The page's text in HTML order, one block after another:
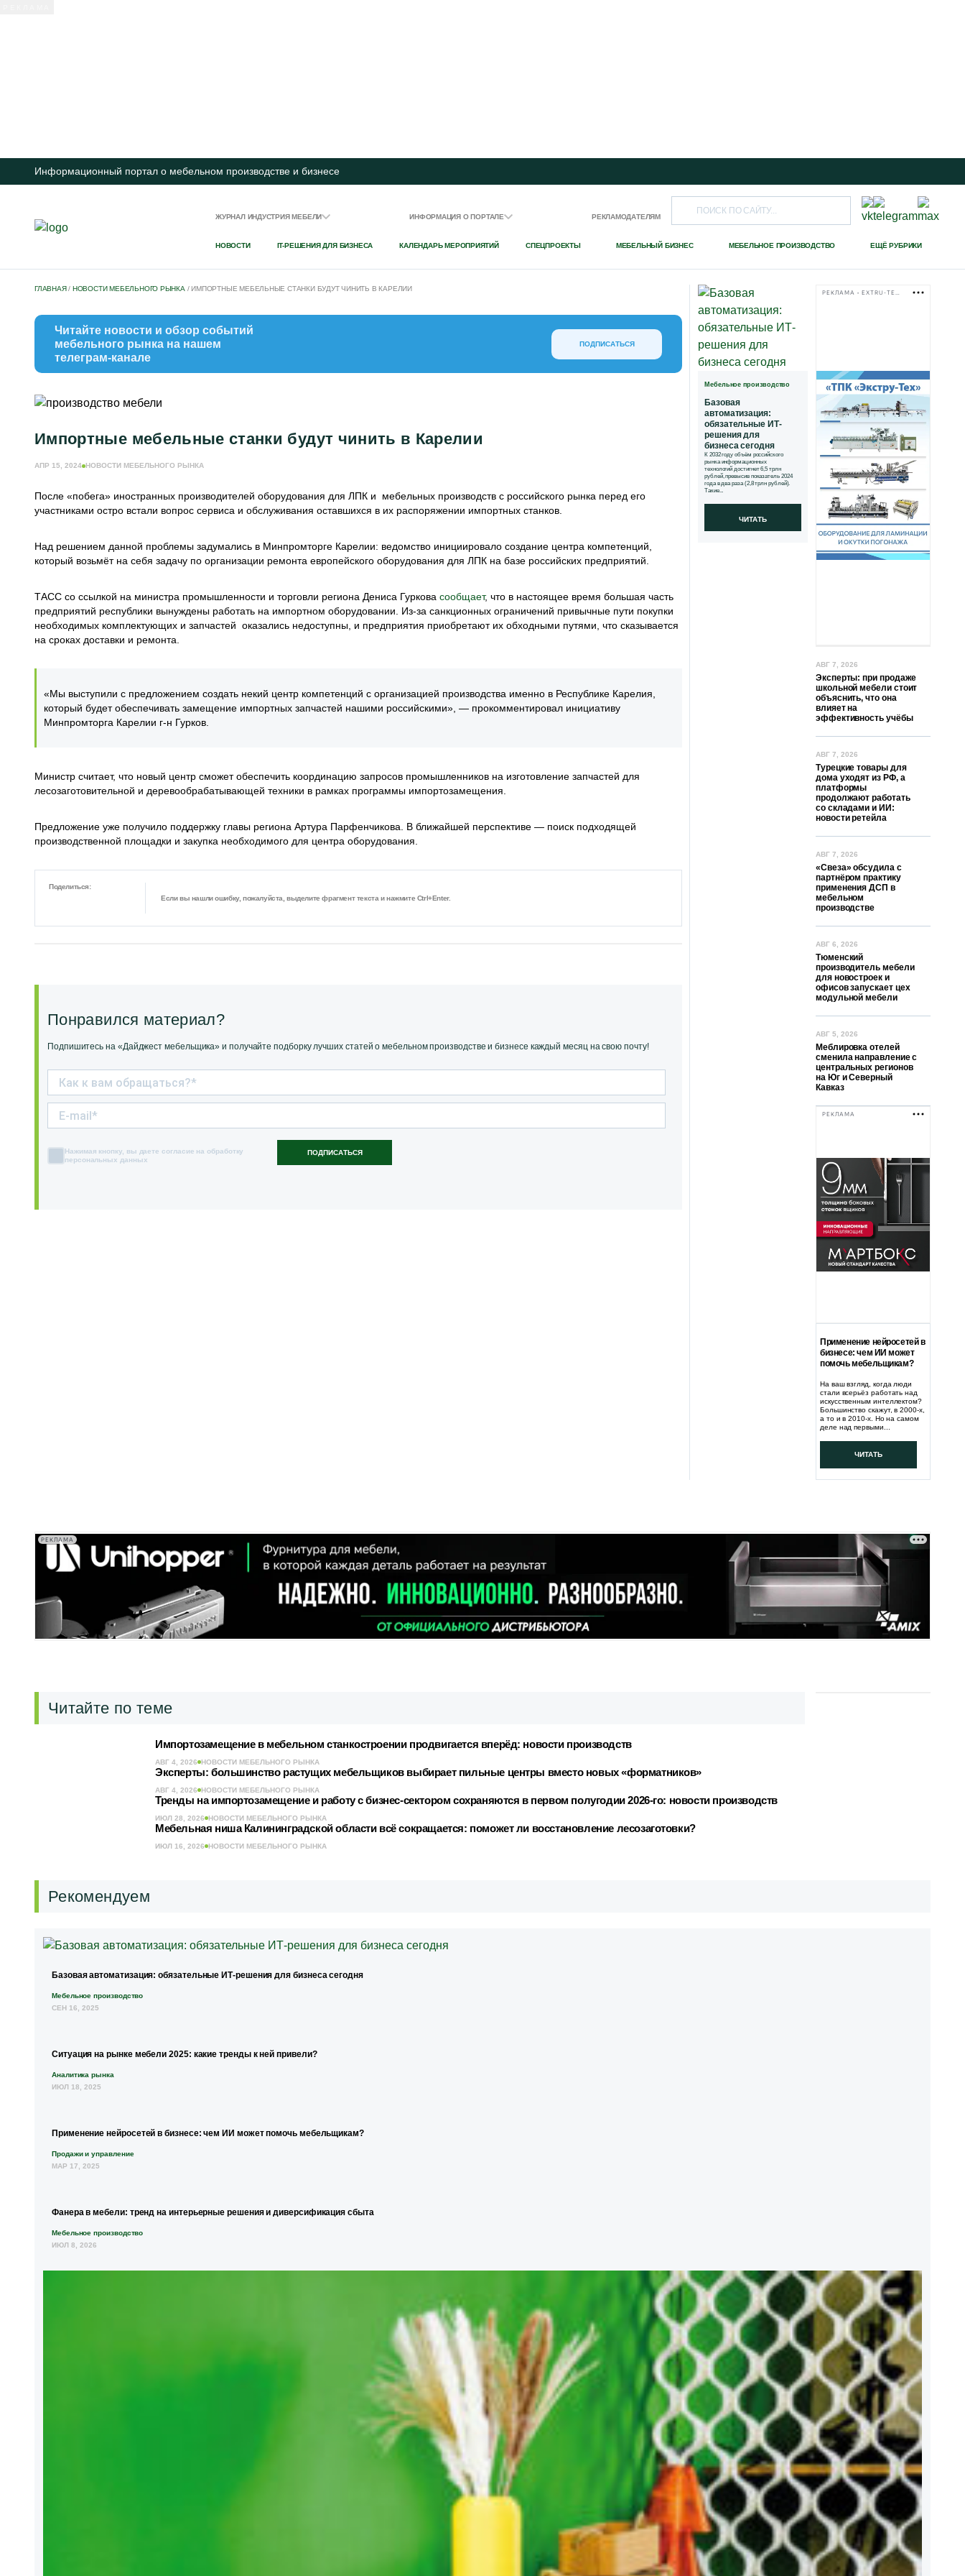
Информационный портал о мебельном производстве и бизнесе
ЖУРНАЛ ИНДУСТРИЯ МЕБЕЛИ ИНФОРМАЦИЯ О ПОРТАЛЕ РЕКЛАМОДАТЕЛЯМ
НОВОСТИ IT-РЕШЕНИЯ ДЛЯ БИЗНЕСА КАЛЕНДАРЬ МЕРОПРИЯТИЙ СПЕЦПРОЕКТЫ МЕБЕЛЬНЫЙ БИЗНЕС МЕБЕЛЬНОЕ ПРОИЗВОДСТВО ЕЩЁ РУБРИКИ
ГЛАВНАЯ/ НОВОСТИ МЕБЕЛЬНОГО РЫНКА / ИМПОРТНЫЕ МЕБЕЛЬНЫЕ СТАНКИ БУДУТ ЧИНИТЬ В КАРЕЛИИ
Читайте новости и обзор событий
мебельного рынка на нашем
телеграм-канале
ПОДПИСАТЬСЯ
Импортные мебельные станки будут чинить в Карелии
АПР 15, 2024 НОВОСТИ МЕБЕЛЬНОГО РЫНКА
После «побега» иностранных производителей оборудования для ЛПК и мебельных производств с российского рынка перед его
участниками остро встали вопрос сервиса и обслуживания оставшихся в их распоряжении импортных станков.
Над решением данной проблемы задумались в Минпромторге Карелии: ведомство инициировало создание центра компетенций,
который возьмёт на себя задачу по организации ремонта европейского оборудования для ЛПК на базе российских предприятий.
ТАСС со ссылкой на министра промышленности и торговли региона Дениса Гуркова сообщает, что в настоящее время большая часть
предприятий республики вынуждены работать на импортном оборудовании. Из-за санкционных ограничений привычные пути покупки
необходимых комплектующих и запчастей оказались недоступны, и предприятия приобретают их обходными путями, что сказывается
на сроках доставки и ремонта.
«Мы выступили с предложением создать некий центр компетенций с организацией производства именно в Республике Карелия,
который будет обеспечивать замещение импортных запчастей нашими российскими», — прокомментировал инициативу
Минпромторга Карелии г-н Гурков.
Министр считает, что новый центр сможет обеспечить координацию запросов промышленников на изготовление запчастей для
лесозаготовительной и деревообрабатывающей техники в рамках программы импортозамещения.
Предложение уже получило поддержку главы региона Артура Парфенчикова. В ближайшей перспективе — поиск подходящей
производственной площадки и закупка необходимого для центра оборудования.
Поделиться:
Если вы нашли ошибку, пожалуйста, выделите фрагмент текста и нажмите Ctrl+Enter.
Понравился материал?
Подпишитесь на «Дайджест мебельщика» и получайте подборку лучших статей о мебельном производстве и бизнесе каждый месяц на свою почту!
ПОДПИСАТЬСЯ
Нажимая кнопку, вы даете согласие на обработку
персональных данных
Мебельное производство
Базовая
автоматизация:
обязательные ИТ-
решения для
бизнеса сегодня
К 2032 году объём российского
рынка информационных
технологий достигнет 6,5 трлн
рублей, превысив показатель 2024
года в два раза (2,8 трлн рублей).
Такие...
ЧИТАТЬ
АВГ 7, 2026
Эксперты: при продаже
школьной мебели стоит
объяснить, что она
влияет на
эффективность учёбы
АВГ 7, 2026
Турецкие товары для
дома уходят из РФ, а
платформы
продолжают работать
со складами и ИИ:
новости ретейла
АВГ 7, 2026
«Свеза» обсудила с
партнёром практику
применения ДСП в
мебельном
производстве
АВГ 6, 2026
Тюменский
производитель мебели
для новостроек и
офисов запускает цех
модульной мебели
АВГ 5, 2026
Меблировка отелей
сменила направление с
центральных регионов
на Юг и Северный
Кавказ
РЕКЛАМА
Применение нейросетей в
бизнесе: чем ИИ может
помочь мебельщикам?
На ваш взгляд, когда люди
стали всерьёз работать над
искусственным интеллектом?
Большинство скажут, в 2000-х,
а то и в 2010-х. Но на самом
деле над первыми...
ЧИТАТЬ
РЕКЛАМА
Читайте по теме
Импортозамещение в мебельном станкостроении продвигается вперёд: новости производств
АВГ 4, 2026 НОВОСТИ МЕБЕЛЬНОГО РЫНКА
Эксперты: большинство растущих мебельщиков выбирает пильные центры вместо новых «форматников»
АВГ 4, 2026 НОВОСТИ МЕБЕЛЬНОГО РЫНКА
Тренды на импортозамещение и работу с бизнес-сектором сохраняются в первом полугодии 2026-го: новости производств
ИЮЛ 28, 2026 НОВОСТИ МЕБЕЛЬНОГО РЫНКА
Мебельная ниша Калининградской области всё сокращается: поможет ли восстановление лесозаготовки?
ИЮЛ 16, 2026 НОВОСТИ МЕБЕЛЬНОГО РЫНКА
Рекомендуем
Базовая автоматизация: обязательные ИТ-решения для бизнеса сегодня
Мебельное производство
СЕН 16, 2025
Ситуация на рынке мебели 2025: какие тренды к ней привели?
Аналитика рынка
ИЮЛ 18, 2025
Применение нейросетей в бизнесе: чем ИИ может помочь мебельщикам?
Продажи и управление
МАР 17, 2025
Фанера в мебели: тренд на интерьерные решения и диверсификация сбыта
Мебельное производство
ИЮЛ 8, 2026